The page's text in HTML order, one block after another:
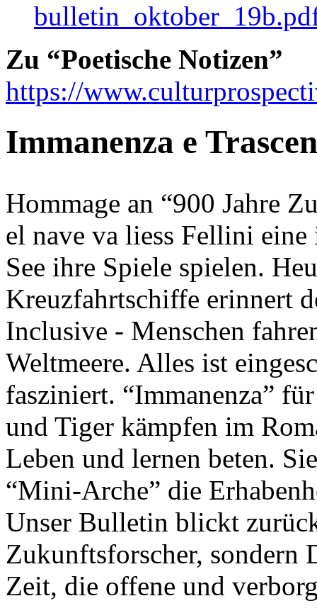
Zu “Poetische Notizen”
https://
Immanenza e
Hommage an “900 Jahre
el nave va liess Fellini
See ihre Spiele spielen.
Kreuzfahrtschiffe erinnert
Inclusive - Menschen
Weltmeere. Alles ist
fasziniert. “Immanenza”
und Tiger kämpfen im
Leben und lernen beten.
“Mini-Arche” die
Unser Bulletin blickt
Zukunftsforscher, sondern
Zeit, die offene und